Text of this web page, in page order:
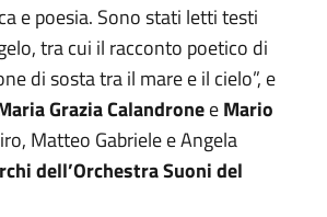
e poesia. Sono stati letti testi
tra cui il racconto poetico di
di sosta tra il mare e il cielo”, e
Grazia CalandroneeMario
Matteo Gabriele e Angela
dell’Orchestra Suoni del